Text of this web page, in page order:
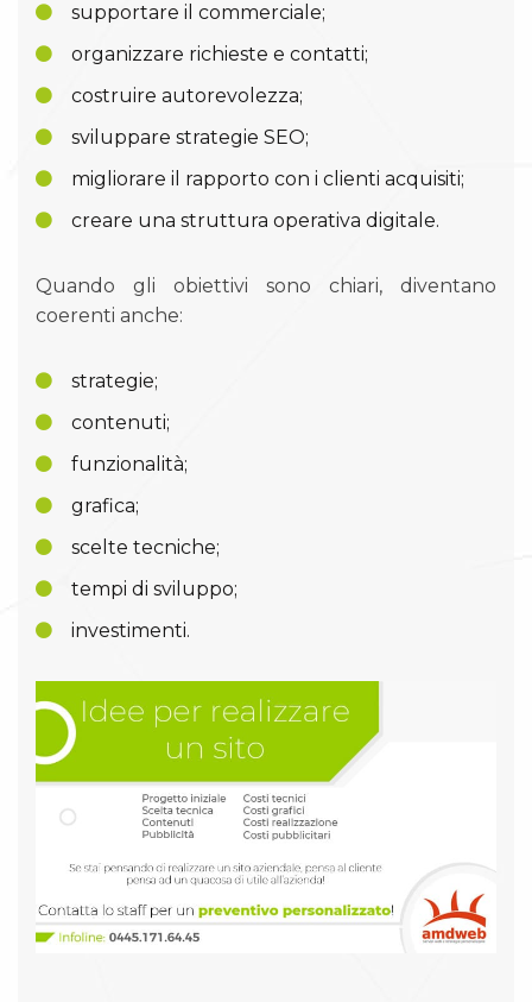
supportare il commerciale;
organizzare richieste e contatti;
costruire autorevolezza;
sviluppare strategie SEO;
migliorare il rapporto con i clienti acquisiti;
creare una struttura operativa digitale.
Quando gli obiettivi sono chiari, diventano
coerenti anche:
strategie;
contenuti;
funzionalità;
grafica;
scelte tecniche;
tempi di sviluppo;
investimenti.